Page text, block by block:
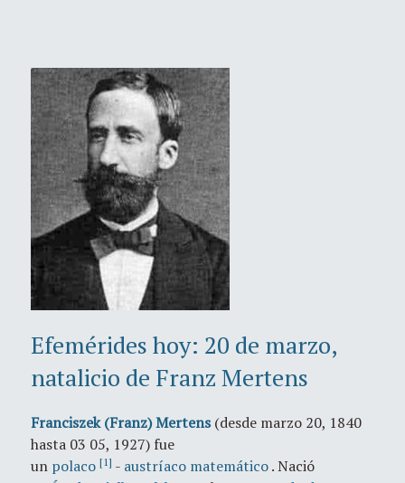
Efemérides hoy: 20 de marzo,
natalicio de Franz Mertens
Franciszek (Franz) Mertens(desde marzo 20, 1840
hasta 03 05, 1927) fue
un polaco [1] - austríaco matemático.Nació